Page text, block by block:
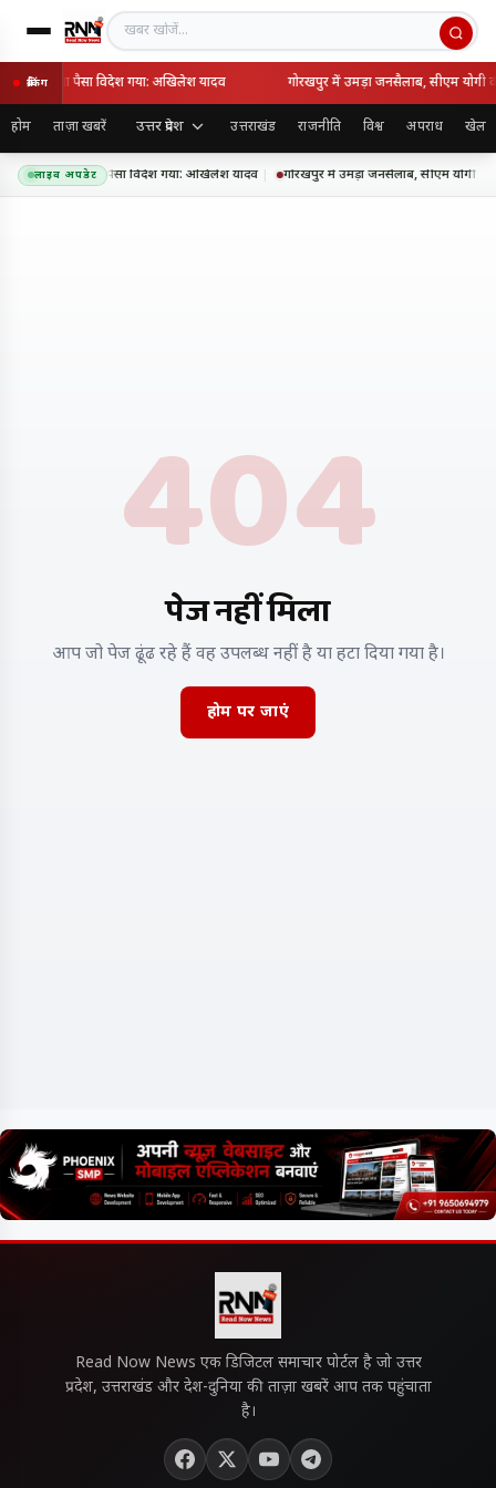
खबर खोजें
ब्रेकिंग
का कितना पैसा विदेश गया: अखिलेश यादव गोरखपुर में उमड़ा जनसैलाब, सीएम योगी की
होम ताज़ा खबरें उत्तर प्रदेश उत्तराखंड राजनीति विश्व अपराध खेल
लाइव अपडेट
भारत का कितना पैसा विदेश गया: अखिलेश यादव गोरखपुर में उमड़ा जनसैलाब, सीएम योगी की
404
पेज नहीं मिला
आप जो पेज ढूंढ रहे हैं वह उपलब्ध नहीं है या हटा दिया गया है।
होम पर जाएं
Read Now News एक डिजिटल समाचार पोर्टल है जो उत्तर
प्रदेश, उत्तराखंड और देश-दुनिया की ताज़ा खबरें आप तक पहुंचाता
है।